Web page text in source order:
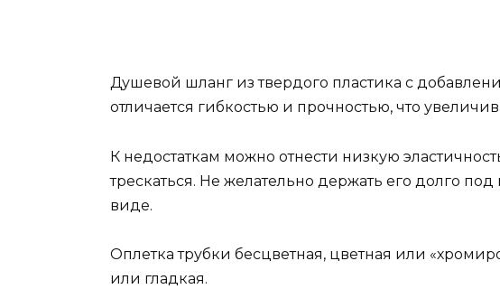
Душевой шланг из твердого пластика с
отличается гибкостью и прочностью, что
К недостаткам можно отнести низкую
трескаться. Не желательно держать его долго
виде.
Оплетка трубки бесцветная, цветная или
или гладкая.